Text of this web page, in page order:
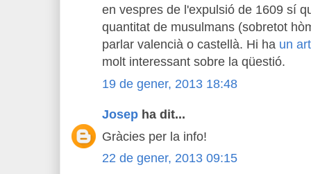
en vespres de l'expulsió de 1609 sí
quantitat de musulmans (sobretot
parlar valencià o castellà. Hi ha un
molt interessant sobre la qüestió.
19 de gener, 2013 18:48
Josep ha dit...
Gràcies per la info!
22 de gener, 2013 09:15